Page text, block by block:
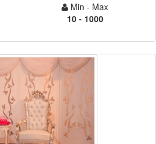
Min - Max
10 - 1000